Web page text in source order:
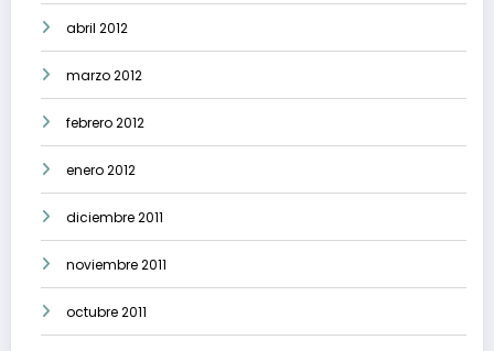
abril 2012
marzo 2012
febrero 2012
enero 2012
diciembre 2011
noviembre 2011
octubre 2011